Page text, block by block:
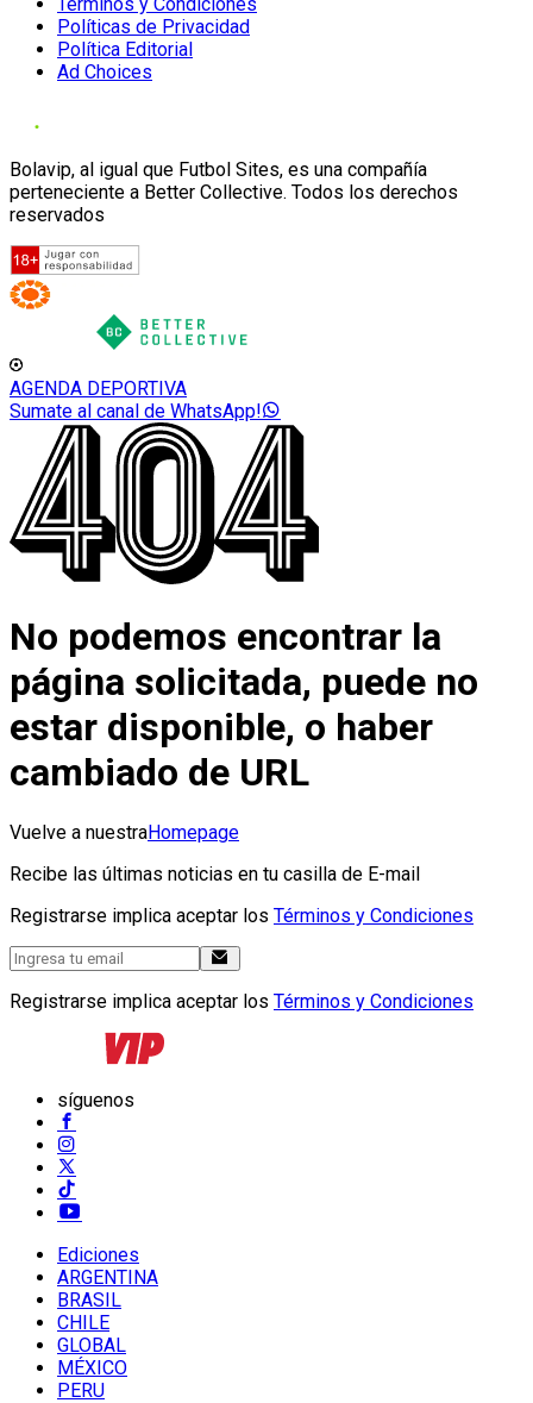
Políticas de Privacidad
Política Editorial
Ad Choices
Bolavip, al igual que Futbol Sites, es una compañía
perteneciente a Better Collective. Todos los derechos
reservados
AGENDA DEPORTIVA
Sumate al canal de WhatsApp!
No podemos encontrar la
página solicitada, puede no
estar disponible, o haber
cambiado de URL
Vuelve a nuestraHomepage
Recibe las últimas noticias en tu casilla de E-mail
Registrarse implica aceptar los Términos y Condiciones
Registrarse implica aceptar los Términos y Condiciones
síguenos
Ediciones
ARGENTINA
BRASIL
CHILE
GLOBAL
MÉXICO
PERU